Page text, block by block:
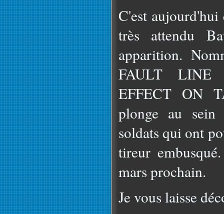
C'est
très attendu
apparition.
FAULT LINE
EFFECT ON
plonge au sein
soldats qui ont
tireur
mars prochain.
Je vous laisse